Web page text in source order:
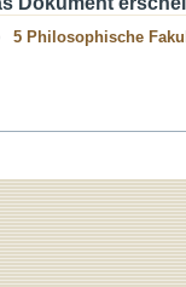
5 Philosophische